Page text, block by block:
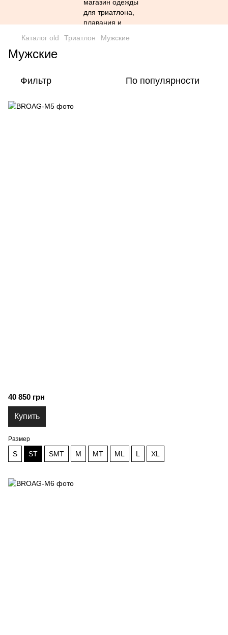
Каталог old Триатлон Мужские
Мужские
Фильтр По популярности
40 850 грн
Купить
Размер
S ST SMT M MT ML L XL